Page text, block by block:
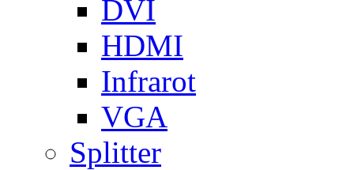
DVI
HDMI
Infrarot
VGA
Splitter